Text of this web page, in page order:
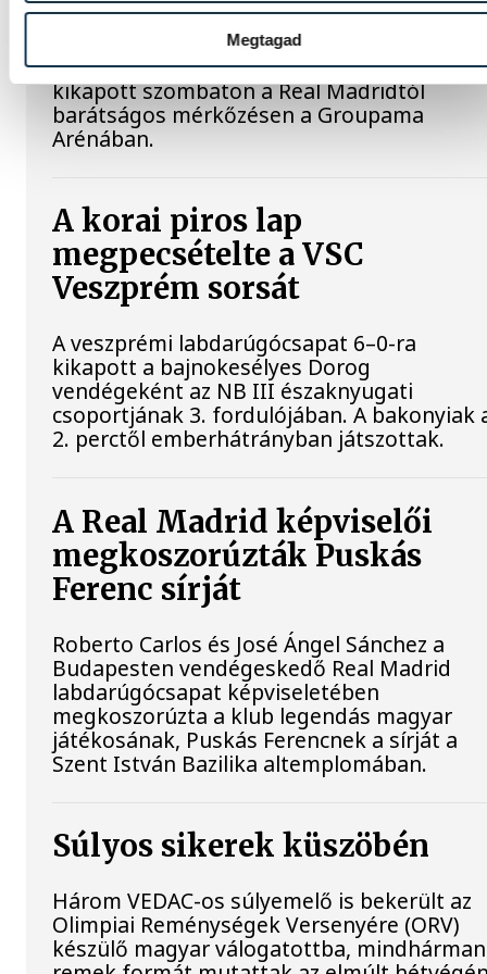
Megtagad
Madridtól
A Ferencvárosi TC labdarúgócsapata 2-1-re
kikapott szombaton a Real Madridtól
barátságos mérkőzésen a Groupama
Arénában.
A korai piros lap
megpecsételte a VSC
Veszprém sorsát
A veszprémi labdarúgócsapat 6–0-ra
kikapott a bajnokesélyes Dorog
vendégeként az NB III északnyugati
csoportjának 3. fordulójában. A bakonyiak
2. perctől emberhátrányban játszottak.
A Real Madrid képviselői
megkoszorúzták Puskás
Ferenc sírját
Roberto Carlos és José Ángel Sánchez a
Budapesten vendégeskedő Real Madrid
labdarúgócsapat képviseletében
megkoszorúzta a klub legendás magyar
játékosának, Puskás Ferencnek a sírját a
Szent István Bazilika altemplomában.
Súlyos sikerek küszöbén
Három VEDAC-os súlyemelő is bekerült az
Olimpiai Reménységek Versenyére (ORV)
készülő magyar válogatottba, mindhárman